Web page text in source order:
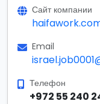
Сайт компании
Email
Телефон
+972 55 240